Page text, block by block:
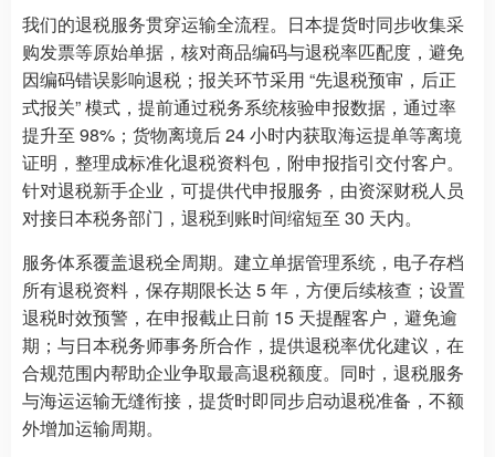
我们的退税服务贯穿运输全流程。日本提货时同步收集采
购发票等原始单据，核对商品编码与退税率匹配度，避免
因编码错误影响退税；报关环节采用 “先退税预审，后正
式报关” 模式，提前通过税务系统核验申报数据，通过率
提升至 98%；货物离境后 24 小时内获取海运提单等离境
证明，整理成标准化退税资料包，附申报指引交付客户。
针对退税新手企业，可提供代申报服务，由资深财税人员
对接日本税务部门，退税到账时间缩短至 30 天内。
服务体系覆盖退税全周期。建立单据管理系统，电子存档
所有退税资料，保存期限长达 5 年，方便后续核查；设置
退税时效预警，在申报截止日前 15 天提醒客户，避免逾
期；与日本税务师事务所合作，提供退税率优化建议，在
合规范围内帮助企业争取最高退税额度。同时，退税服务
与海运运输无缝衔接，提货时即同步启动退税准备，不额
外增加运输周期。